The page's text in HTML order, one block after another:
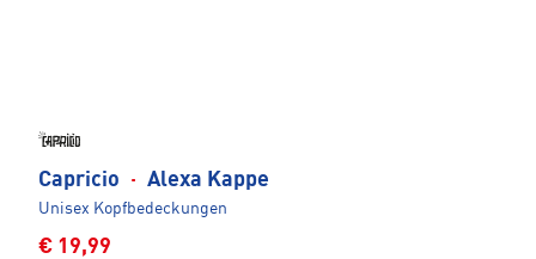
Capricio · Alexa Kappe
Unisex Kopfbedeckungen
€ 19,99